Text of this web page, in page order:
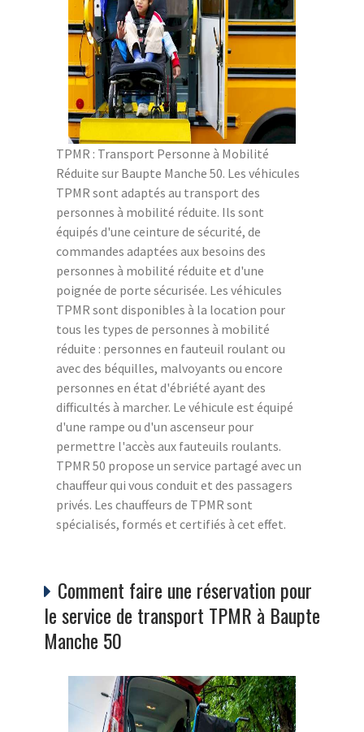
TPMR : Transport Personne à Mobilité
Réduite sur Baupte Manche 50. Les véhicules
TPMR sont adaptés au transport des
personnes à mobilité réduite. Ils sont
équipés d'une ceinture de sécurité, de
commandes adaptées aux besoins des
personnes à mobilité réduite et d'une
poignée de porte sécurisée. Les véhicules
TPMR sont disponibles à la location pour
tous les types de personnes à mobilité
réduite : personnes en fauteuil roulant ou
avec des béquilles, malvoyants ou encore
personnes en état d'ébriété ayant des
difficultés à marcher. Le véhicule est équipé
d'une rampe ou d'un ascenseur pour
permettre l'accès aux fauteuils roulants.
TPMR 50 propose un service partagé avec un
chauffeur qui vous conduit et des passagers
privés. Les chauffeurs de TPMR sont
spécialisés, formés et certifiés à cet effet.
Comment faire une réservation pour
le service de transport TPMR à Baupte
Manche 50